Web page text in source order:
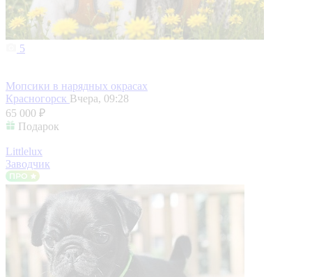
5
Мопсики в нарядных окрасах
Красногорск Вчера, 09:28
65 000 ₽
Подарок
Littlelux
Заводчик